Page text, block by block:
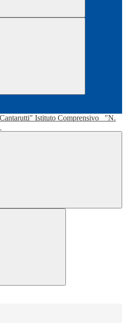
Istituto Comprensivo
"N.